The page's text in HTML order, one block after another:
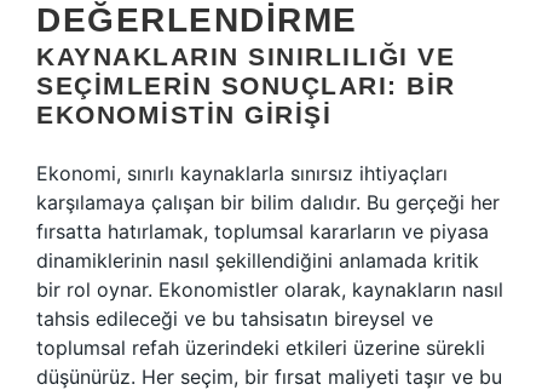
DEĞERLENDIRME
KAYNAKLARIN SINIRLILIĞI VE
SEÇIMLERIN SONUÇLARI: BIR
EKONOMISTIN GIRIŞI
Ekonomi, sınırlı kaynaklarla sınırsız ihtiyaçları
karşılamaya çalışan bir bilim dalıdır. Bu gerçeği her
fırsatta hatırlamak, toplumsal kararların ve piyasa
dinamiklerinin nasıl şekillendiğini anlamada kritik
bir rol oynar. Ekonomistler olarak, kaynakların nasıl
tahsis edileceği ve bu tahsisatın bireysel ve
toplumsal refah üzerindeki etkileri üzerine sürekli
düşünürüz. Her seçim, bir fırsat maliyeti taşır ve bu